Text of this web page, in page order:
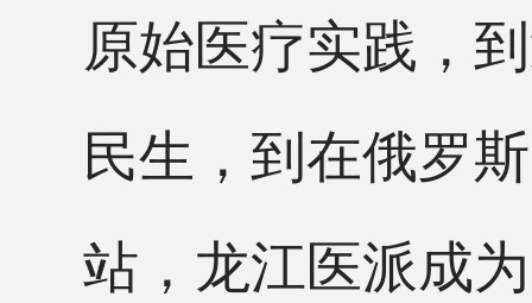
原始医疗实践，
民生，到在俄罗
站，龙江医派成